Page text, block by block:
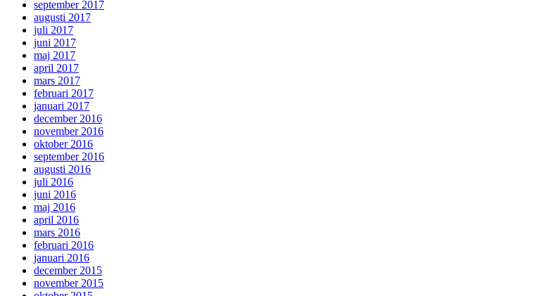
september 2017
augusti 2017
juli 2017
juni 2017
maj 2017
april 2017
mars 2017
februari 2017
januari 2017
december 2016
november 2016
oktober 2016
september 2016
augusti 2016
juli 2016
juni 2016
maj 2016
april 2016
mars 2016
februari 2016
januari 2016
december 2015
november 2015